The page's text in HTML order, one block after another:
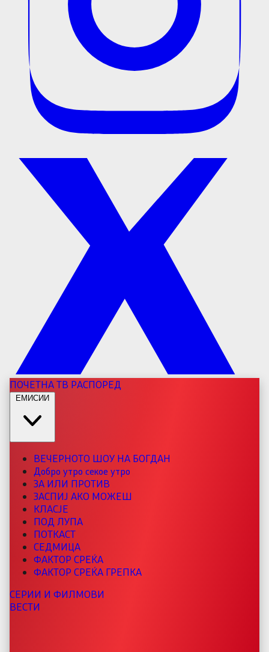
ПОЧЕТНАТВ РАСПОРЕД
ЕМИСИИ
ВЕЧЕРНОТО ШОУ НА БОГДАН
Добро утро секое утро
ЗА ИЛИ ПРОТИВ
ЗАСПИЈ АКО МОЖЕШ
КЛАСЈЕ
ПОД ЛУПА
ПОТКАСТ
СЕДМИЦА
ФАКТОР СРЕЌА
ФАКТОР СРЕЌА ГРЕПКА
СЕРИИ И ФИЛМОВИ
ВЕСТИ